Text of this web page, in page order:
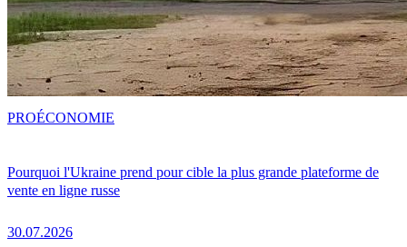
Pourquoi l'Ukraine prend pour cible la plus grande plateforme de
vente en ligne russe
30.07.2026
PROÉCONOMIE